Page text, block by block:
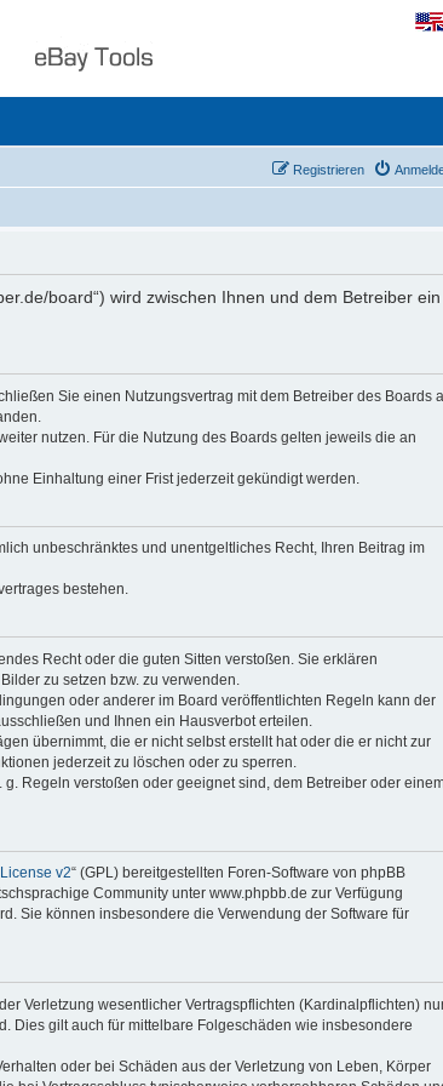
Registrieren
board“) wird zwischen Ihnen und dem Betreiber ein
Sie einen Nutzungsvertrag mit dem Betreiber des Boards
nutzen. Für die Nutzung des Boards gelten jeweils die an
Einhaltung einer Frist jederzeit gekündigt werden.
unbeschränktes und unentgeltliches Recht, Ihren Beitrag im
bestehen.
Recht oder die guten Sitten verstoßen. Sie erklären
zu setzen bzw. zu verwenden.
oder anderer im Board veröffentlichten Regeln kann der
und Ihnen ein Hausverbot erteilen.
übernimmt, die er nicht selbst erstellt hat oder die er nicht zur
jederzeit zu löschen oder zu sperren.
Regeln verstoßen oder geeignet sind, dem Betreiber oder
v2“ (GPL) bereitgestellten Foren-Software von phpBB
Community unter www.phpbb.de zur Verfügung
Sie können insbesondere die Verwendung der Software für
Verletzung wesentlicher Vertragspflichten (Kardinalpflichten)
Dies gilt auch für mittelbare Folgeschäden wie insbesondere
oder bei Schäden aus der Verletzung von Leben, Körper